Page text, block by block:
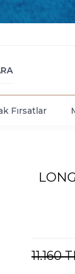
Fırsatlar
11.160